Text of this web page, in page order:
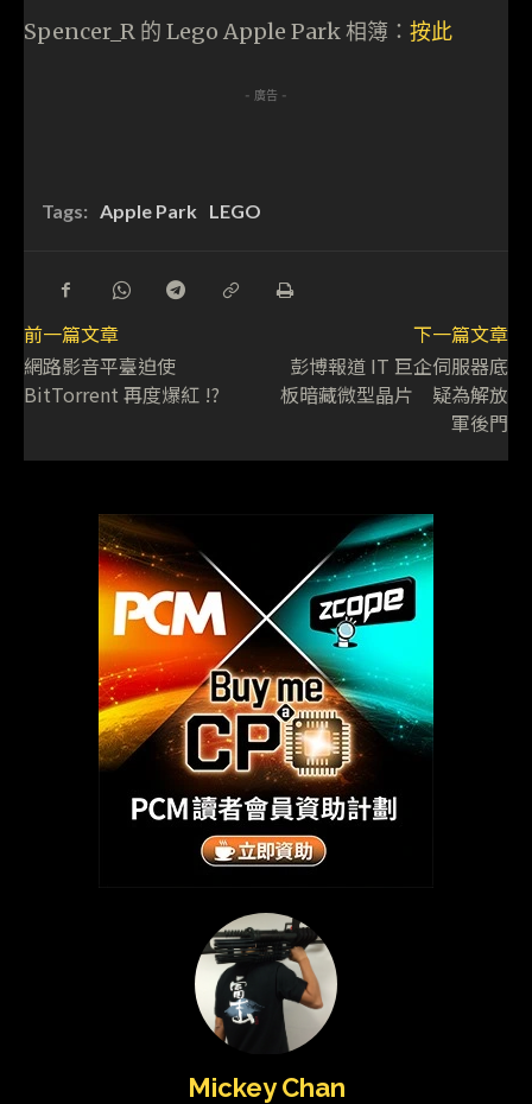
Spencer_R 的 Lego Apple Park 相簿： 按此
- 廣告 -
Tags: Apple Park LEGO
前一篇文章
網路影音平臺迫使
BitTorrent 再度爆紅 !?
下一篇文章
彭博報道 IT 巨企伺服器底
板暗藏微型晶片 疑為解放
軍後門
Mickey Chan